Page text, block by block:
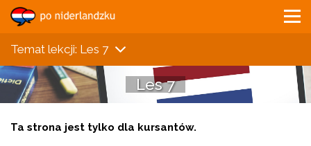
Temat lekcji: Les 7
Les 7
Ta strona jest tylko dla kursantów.